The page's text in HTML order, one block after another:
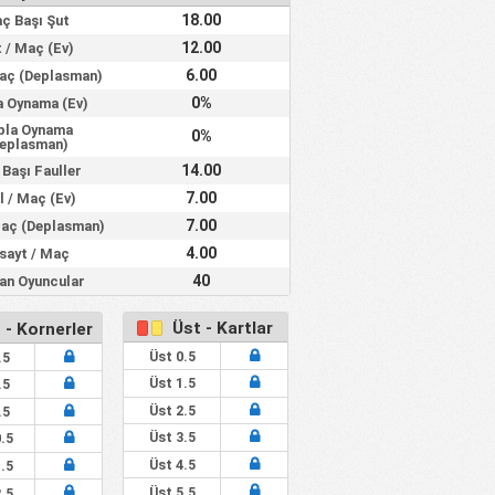
40% 85% 65% 3.30
52% 83% 52%
50%
57%
64%
100%
33% 94% 83%
100% 100%
64% 100% 100% 6.23
Başı Şut 18.00
/ Maç (Ev) 12.00
(Deplasman) 6.00
Oynama (Ev) 0%
Oynama
0%
Fauller 14.00
/ Maç (Ev) 7.00
(Deplasman) 7.00
/ Maç 4.00
Oyuncular 40
- Kornerler Üst - Kartlar
Üst 0.5
Üst 1.5
Üst 2.5
Üst 3.5
Üst 4.5